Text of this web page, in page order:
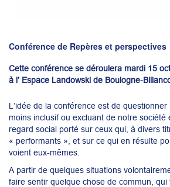
Conférence de Repères et perspectives
Cette conférence se déroulera mardi 15
à l’ Espace Landowski de Boulogne-
L’idée de la conférence est de
moins inclusif ou excluant de notre société
regard social porté sur ceux qui, à divers
« performants », et sur ce qui en résulte
voient eux-mêmes.
A partir de quelques situations
faire sentir quelque chose de commun, qui